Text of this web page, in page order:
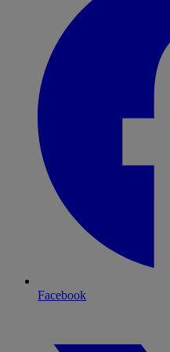
Facebook